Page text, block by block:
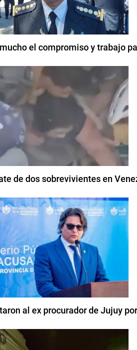
mucho el compromiso y trabajo
de dos sobrevivientes en
al ex procurador de Jujuy